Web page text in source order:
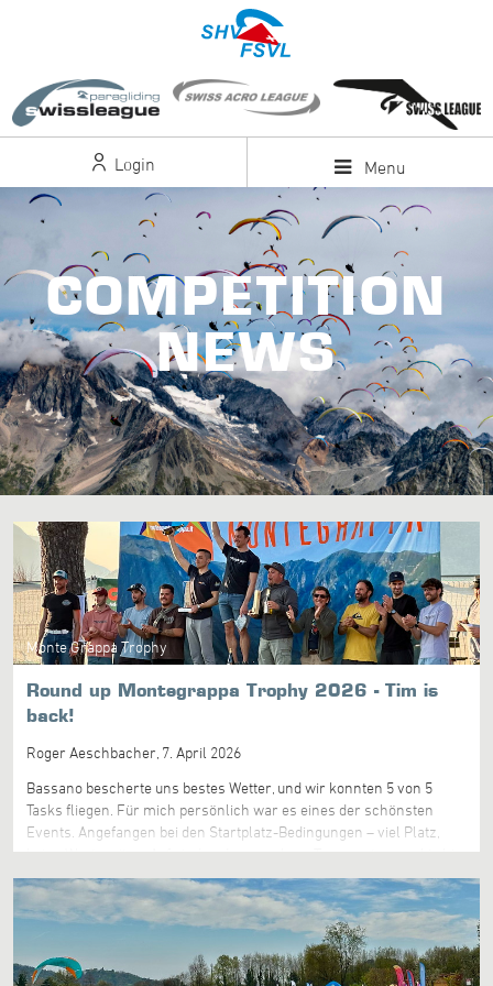
Login Menu
COMPETITION
NEWS
Monte Grappa Trophy
Round up Montegrappa Trophy 2026 - Tim is
back!
Roger Aeschbacher, 7. April 2026
Bassano bescherte uns bestes Wetter, und wir konnten 5 von 5
Tasks fliegen. Für mich persönlich war es eines der schönsten
Events. Angefangen bei den Startplatz-Bedingungen – viel Platz,
keine Wartezeiten, Aufwind und angenehme Temperaturen – bis hin
zur Mittagsverpflegung, die einfach 1A war! Die Tasks waren durch
die Abwechslung zwischen Flachland- und Ridge-Racing sehr
ausgewogen, und es hat extrem viel Spass gemacht, mit der
Weltelite zu racen. Das hohe Niveau der Piloten war deutlich zu
spüren, was das gemeinsame Fliegen sehr angenehm machte.